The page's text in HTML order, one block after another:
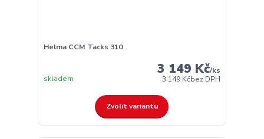
Helma CCM Tacks 310
3 149 Kč/ks
3 149 Kčbez DPH
skladem
Zvolit variantu